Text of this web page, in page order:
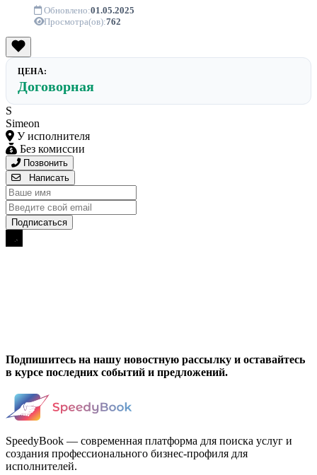
Обновлено:01.05.2025
Просмотра(ов):762
ЦЕНА:
Договорная
S
Simeon
У исполнителя
Без комиссии
Позвонить
Написать
Подпишитесь на нашу новостную рассылку и оставайтесь
в курсе последних событий и предложений.
SpeedyBook — современная платформа для поиска услуг и
создания профессионального бизнес-профиля для
исполнителей.